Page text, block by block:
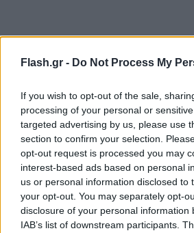
Flash.gr - Do Not Process My
If you wish to opt-out of the sale,
processing of your personal or
targeted advertising by us, please use
section to confirm your selection.
opt-out request is processed you may
interest-based ads based on personal
us or personal information disclosed to
your opt-out. You may separately opt-
disclosure of your personal information
IAB’s list of downstream participants.